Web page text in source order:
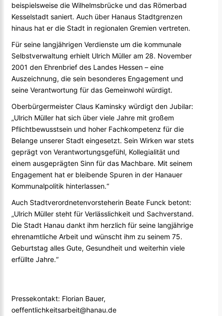
beispielsweise die Wilhelmsbrücke und das Römerbad
Kesselstadt saniert. Auch über Hanaus Stadtgrenzen
hinaus hat er die Stadt in regionalen Gremien vertreten.
Für seine langjährigen Verdienste um die kommunale
Selbstverwaltung erhielt Ulrich Müller am 28. November
2001 den Ehrenbrief des Landes Hessen – eine
Auszeichnung, die sein besonderes Engagement und
seine Verantwortung für das Gemeinwohl würdigt.
Oberbürgermeister Claus Kaminsky würdigt den Jubilar:
„Ulrich Müller hat sich über viele Jahre mit großem
Pflichtbewusstsein und hoher Fachkompetenz für die
Belange unserer Stadt eingesetzt. Sein Wirken war stets
geprägt von Verantwortungsgefühl, Kollegialität und
einem ausgeprägten Sinn für das Machbare. Mit seinem
Engagement hat er bleibende Spuren in der Hanauer
Kommunalpolitik hinterlassen.“
Auch Stadtverordnetenvorsteherin Beate Funck betont:
„Ulrich Müller steht für Verlässlichkeit und Sachverstand.
Die Stadt Hanau dankt ihm herzlich für seine langjährige
ehrenamtliche Arbeit und wünscht ihm zu seinem 75.
Geburtstag alles Gute, Gesundheit und weiterhin viele
erfüllte Jahre.“
Pressekontakt: Florian Bauer,
oeffentlichkeitsarbeit@hanau.de